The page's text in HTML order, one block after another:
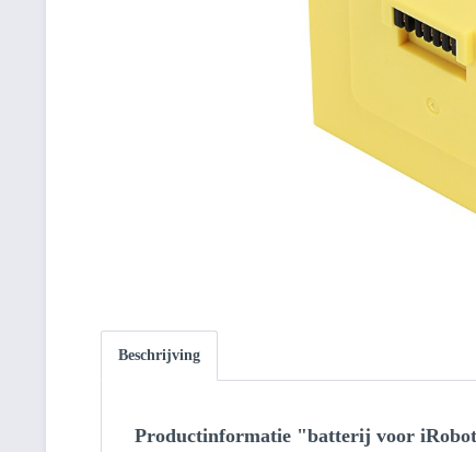
Beschrijving
Productinformatie "batterij voor